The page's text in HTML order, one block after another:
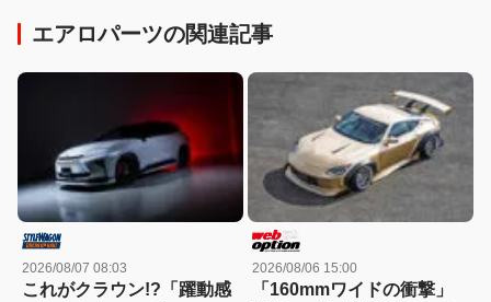
エアロパーツの関連記事
2026/08/07 08:03
これがクラウン!?「躍動感
2026/08/06 15:00
「160mmワイドの衝撃」